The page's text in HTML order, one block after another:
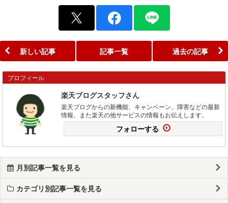
新しい記事 記事一覧 過去の記事
プロフィール
楽天ブログスタッフさん
楽天ブログからの新機能、キャンペーン、障害などの最新
情報、また楽天の他サービスの情報もお伝えします。
フォローする
月別記事一覧を見る
カテゴリ別記事一覧を見る